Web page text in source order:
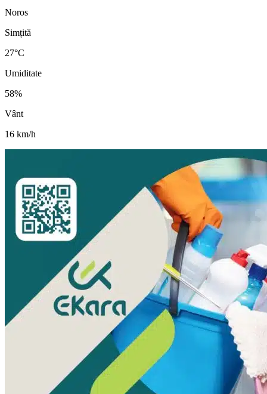
Noros
Simțită
27°C
Umiditate
58%
Vânt
16 km/h